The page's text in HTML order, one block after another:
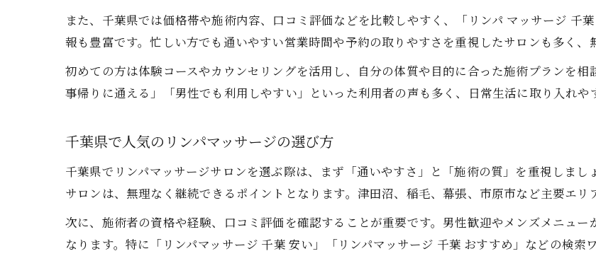
また、千葉県では価格帯や施術内容、口コミ評価などを比較しやすく、「リンパ マッサージ 千
報も豊富です。忙しい方でも通いやすい営業時間や予約の取りやすさを重視したサロンも多く、
初めての方は体験コースやカウンセリングを活用し、自分の体質や目的に合った施術プランを
事帰りに通える」「男性でも利用しやすい」といった利用者の声も多く、日常生活に取り入れや
千葉県で人気のリンパマッサージの選び方
千葉県でリンパマッサージサロンを選ぶ際は、まず「通いやすさ」と「施術の質」を重視しま
サロンは、無理なく継続できるポイントとなります。津田沼、稲毛、幕張、市原市など主要エリ
次に、施術者の資格や経験、口コミ評価を確認することが重要です。男性歓迎やメンズメニュ
なります。特に「リンパマッサージ 千葉 安い」「リンパマッサージ 千葉 おすすめ」などの検